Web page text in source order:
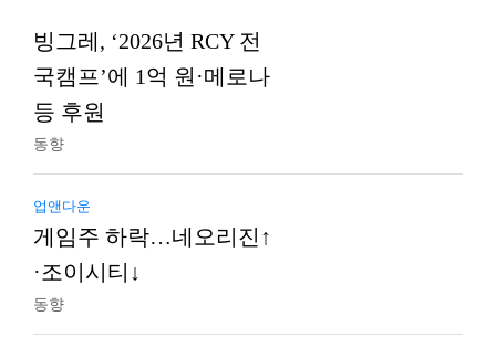
빙그레, ‘2026년 RCY 전
국캠프’에 1억 원·메로나
등 후원
동향
업앤다운
게임주 하락…네오리진↑
·조이시티↓
동향